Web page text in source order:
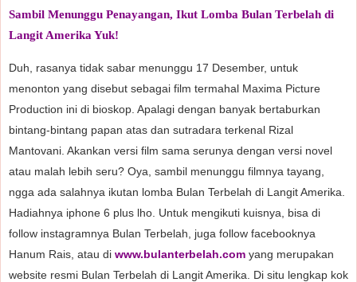
Sambil Menunggu Penayangan, Ikut Lomba Bulan Terbelah di
Langit Amerika Yuk!
Duh, rasanya tidak sabar menunggu 17 Desember, untuk
menonton yang disebut sebagai film termahal Maxima Picture
Production ini di bioskop. Apalagi dengan banyak bertaburkan
bintang-bintang papan atas dan sutradara terkenal Rizal
Mantovani. Akankan versi film sama serunya dengan versi novel
atau malah lebih seru? Oya, sambil menunggu filmnya tayang,
ngga ada salahnya ikutan lomba Bulan Terbelah di Langit Amerika.
Hadiahnya iphone 6 plus lho. Untuk mengikuti kuisnya, bisa di
follow instagramnya Bulan Terbelah, juga follow facebooknya
Hanum Rais, atau di www.bulanterbelah.com yang merupakan
website resmi Bulan Terbelah di Langit Amerika. Di situ lengkap kok